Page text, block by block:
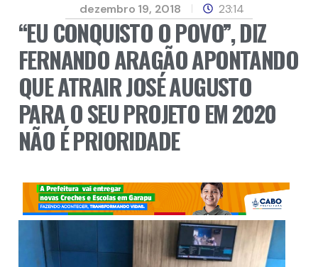
dezembro 19, 2018 23:14
“EU CONQUISTO O POVO”, DIZ
FERNANDO ARAGÃO APONTANDO
QUE ATRAIR JOSÉ AUGUSTO
PARA O SEU PROJETO EM 2020
NÃO É PRIORIDADE